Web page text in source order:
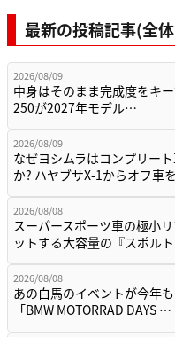
最新の投稿記事(全
2026/08/09
中身はそのまま完成度をキ
250が2027年モデル…
2026/08/09
なぜヨシムラはコンプリー
か? ハヤブサX-1からオフ車
2026/08/08
スーパースポーツ車の極小
ットする大容量の『スポル
2026/08/08
あの白馬のイベントが今年も
「BMW MOTORRAD DAYS …